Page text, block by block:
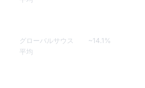
グローバルサウス
平均
~14.1%